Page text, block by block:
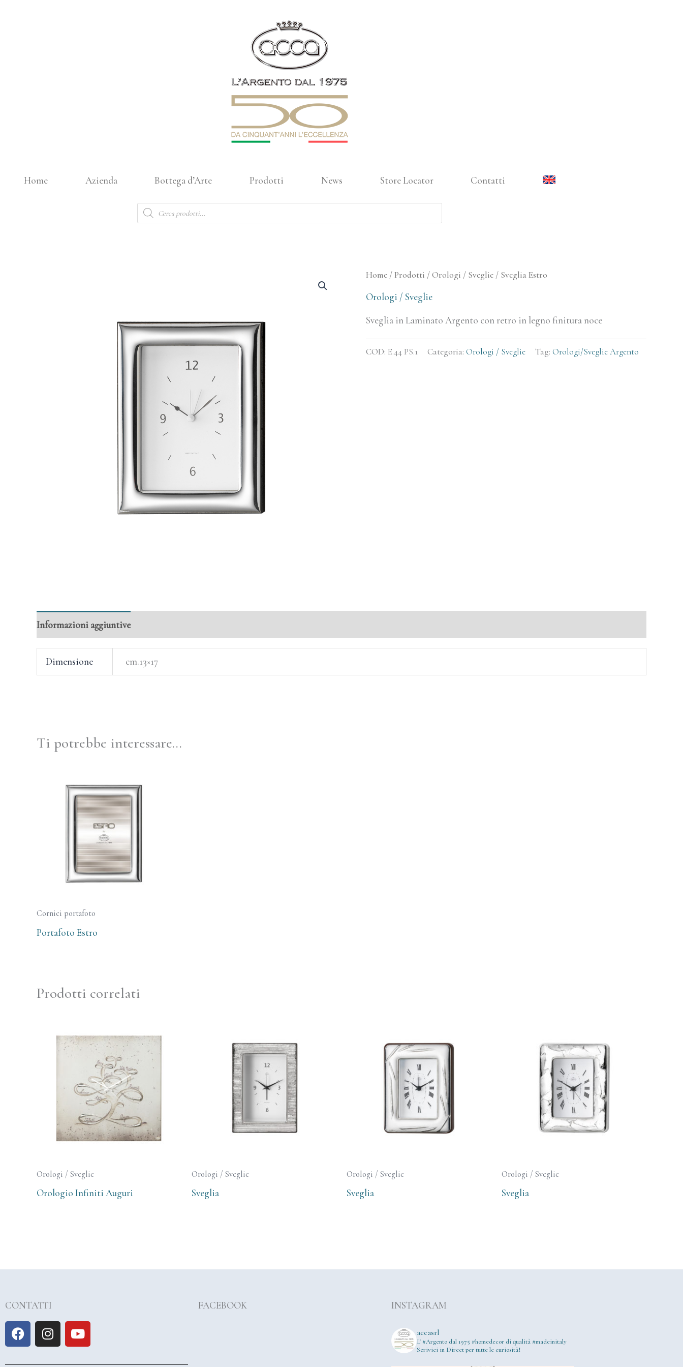
Home Azienda Bottega d’Arte Prodotti News Store Locator Contatti
Products
search
Home /Prodotti /Orologi / Sveglie / Sveglia Estro
Orologi / Sveglie
Sveglia in Laminato Argento con retro in legno finitura noce
COD: E.44 PS.1 Categoria: Orologi / Sveglie Tag: Orologi/Sveglie Argento
Informazioni aggiuntive
Dimensione cm.13×17
Ti potrebbe interessare…
Cornici portafoto
Portafoto Estro
Prodotti correlati
Orologi / Sveglie
Orologio Infiniti Auguri
Orologi / Sveglie
Sveglia
Orologi / Sveglie
Sveglia
Orologi / Sveglie
Sveglia
CONTATTI
F
a
I
n
Y
o
FACEBOOK INSTAGRAM
accasrl
L' #Argento dal 1975 #homedecor di qualità #madeinitaly
Scrivici in Direct per tutte le curiosità!